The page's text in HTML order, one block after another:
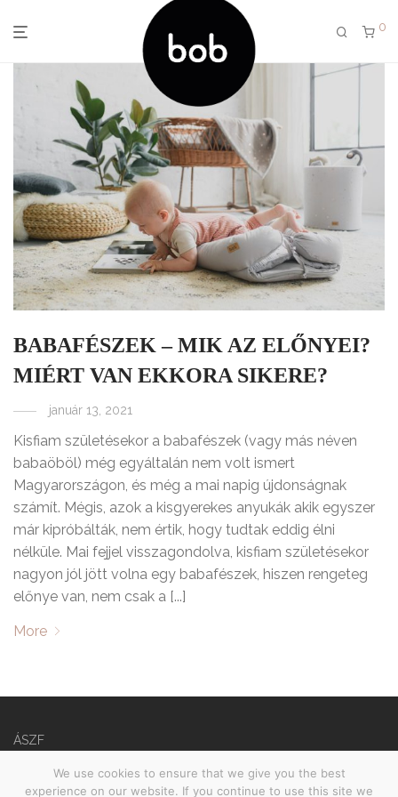
0
BABAFÉSZEK – MIK AZ ELŐNYEI?
MIÉRT VAN EKKORA SIKERE?
január 13, 2021
Kisfiam születésekor a babafészek (vagy más néven
babaöböl) még egyáltalán nem volt ismert
Magyarországon, és még a mai napig újdonságnak
számít. Mégis, azok a kisgyerekes anyukák akik egyszer
már kipróbálták, nem értik, hogy tudtak eddig élni
nélküle. Mai fejjel visszagondolva, kisfiam születésekor
nagyon jól jött volna egy babafészek, hiszen rengeteg
előnye van, nem csak a [...]
More
ÁSZF
Adatvédelmi nyilatkozat
We use cookies to ensure that we give you the best
experience on our website. If you continue to use this site we